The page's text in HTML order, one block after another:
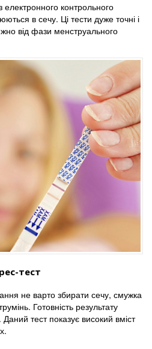
контрольного
в сечу. Ці тести дуже точні і
від фази менструального
тест
не варто збирати сечу, смужка
Готовність результату
тест показує високий вміст